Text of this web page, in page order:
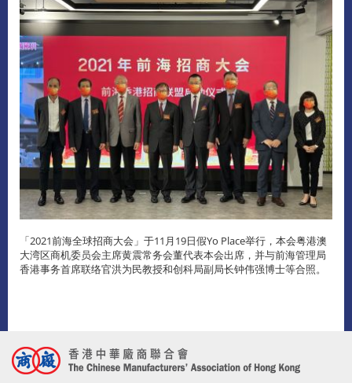
「2021前海全球招商大会」于11月19日假Yo Place举行，本会粤港澳
大湾区商机委员会主席黄震常务会董代表本会出席，并与前海管理局
香港事务首席联络官洪为民教授和创科局副局长钟伟强博士等合照。